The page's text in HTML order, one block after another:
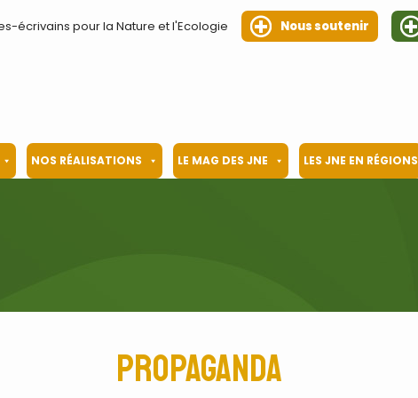
écrivains pour la Nature et l'Ecologie Nous soutenir
NOS RÉALISATIONS LE MAG DES JNE LES JNE EN RÉGIONS
Propaganda